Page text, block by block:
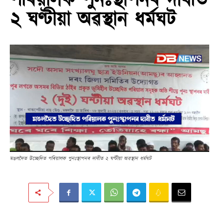
২ ঘণ্টীয়া অৱস্থান ধৰ্মঘট
মঙলদৈত উচ্ছেদিত পৰিয়ালক পুনঃস্থাপনৰ দাবীত ২ ঘণ্টীয়া অৱস্থান ধৰ্মঘট